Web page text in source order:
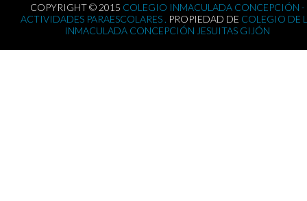
COPYRIGHT © 2015 COLEGIO INMACULADA CONCEPCIÓN -
ACTIVIDADES PARAESCOLARES . PROPIEDAD DE COLEGIO DE
INMACULADA CONCEPCIÓN JESUITAS GIJÓN